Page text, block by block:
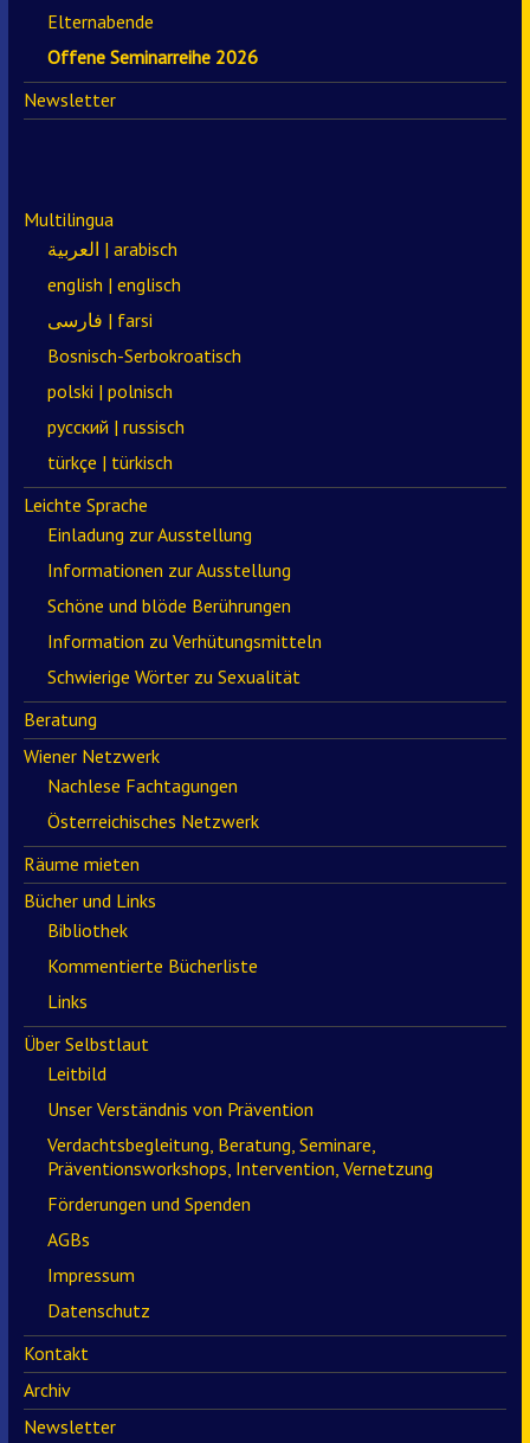
Elternabende
Offene Seminarreihe 2026
Newsletter
Multilingua
العربية | arabisch
english | englisch
فارسی | farsi
Bosnisch-Serbokroatisch
polski | polnisch
русский | russisch
türkçe | türkisch
Leichte Sprache
Einladung zur Ausstellung
Informationen zur Ausstellung
Schöne und blöde Berührungen
Information zu Verhütungsmitteln
Schwierige Wörter zu Sexualität
Beratung
Wiener Netzwerk
Nachlese Fachtagungen
Österreichisches Netzwerk
Räume mieten
Bücher und Links
Bibliothek
Kommentierte Bücherliste
Links
Über Selbstlaut
Leitbild
Unser Verständnis von Prävention
Verdachtsbegleitung, Beratung, Seminare,
Präventionsworkshops, Intervention, Vernetzung
Förderungen und Spenden
AGBs
Impressum
Datenschutz
Kontakt
Archiv
Newsletter